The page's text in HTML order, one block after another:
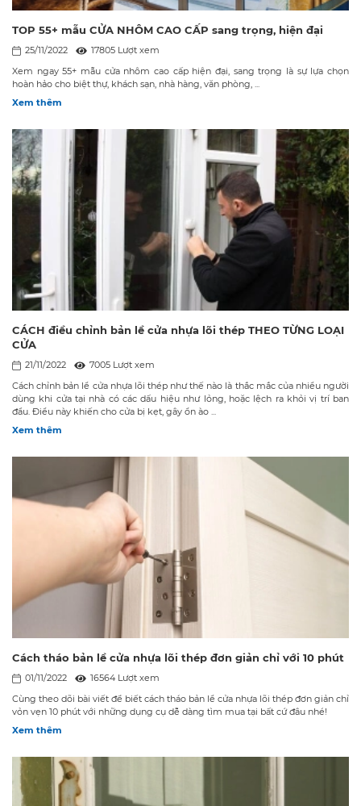
TOP 55+ mẫu CỬA NHÔM CAO CẤP sang trọng, hiện đại
25/11/2022
17805 Lượt xem
Xem ngay 55+ mẫu cửa nhôm cao cấp hiện đại, sang trọng là sự lựa chọn
hoàn hảo cho biệt thự, khách sạn, nhà hàng, văn phòng, ...
Xem thêm
CÁCH điều chỉnh bản lề cửa nhựa lõi thép THEO TỪNG LOẠI
CỬA
21/11/2022
7005 Lượt xem
Cách chỉnh bản lề cửa nhựa lõi thép như thế nào là thắc mắc của nhiều người
dùng khi cửa tại nhà có các dấu hiệu như lỏng, hoặc lệch ra khỏi vị trí ban
đầu. Điều này khiến cho cửa bị kẹt, gây ồn ào ...
Xem thêm
Cách tháo bản lề cửa nhựa lõi thép đơn giản chỉ với 10 phút
01/11/2022
16564 Lượt xem
Cùng theo dõi bài viết để biết cách tháo bản lề cửa nhựa lõi thép đơn giản chỉ
vỏn vẹn 10 phút với những dụng cụ dễ dàng tìm mua tại bất cứ đâu nhé!
Xem thêm